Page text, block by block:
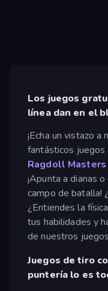
Los juegos
línea dan en el
¡Echa un vistazo
fantásticos juegos
Ragdoll Masters
¡Apunta a dianas
campo de batalla!
¿Entiendes la
tus habilidades y
de nuestros
Juegos de tiro
puntería lo es